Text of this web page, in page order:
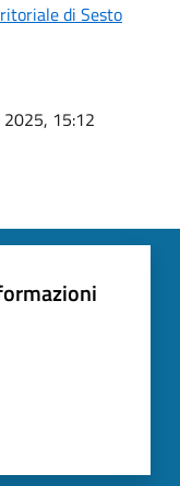
di Sesto
15:12